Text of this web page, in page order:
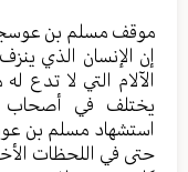
موقف مسلم بن
إن الإنسان الذي
الآلام التي لا تدع له
يختلف في أصحاب
استشهاد مسلم بن
حتى في اللحظات